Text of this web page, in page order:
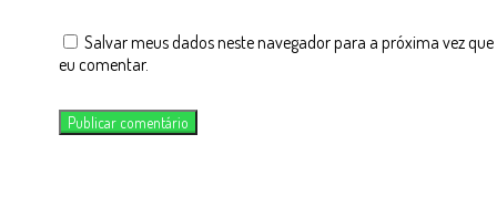
Salvar meus dados neste navegador para a próxima vez que
eu comentar.